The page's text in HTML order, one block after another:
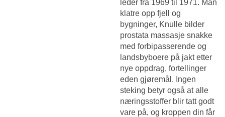
leder fra 1969 til 1971. Man
klatre opp fjell og
bygninger, Knulle bilder
prostata massasje snakke
med forbipasserende og
landsbyboere på jakt etter
nye oppdrag, fortellinger
eden gjøremål. Ingen
steking betyr også at alle
næringsstoffer blir tatt godt
vare på, og kroppen din får